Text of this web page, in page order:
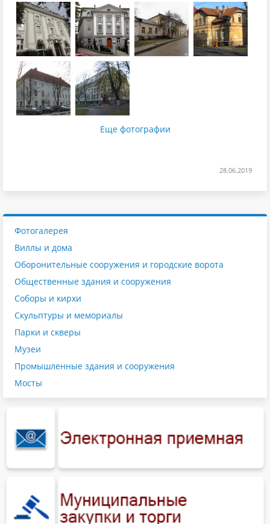
Еще фотографии
28.06.2019
Фотогалерея
Виллы и дома
Оборонительные сооружения и городские ворота
Общественные здания и сооружения
Соборы и кирхи
Скульптуры и мемориалы
Парки и скверы
Музеи
Промышленные здания и сооружения
Мосты